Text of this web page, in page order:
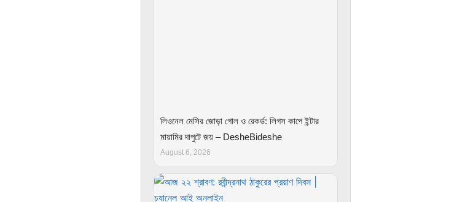
লিওনেল মেসির জোড়া গোল ও রেকর্ড: লিগস কাপে ইন্টার
মায়ামির দাপুটে জয় – DesheBideshe
August 6, 2026